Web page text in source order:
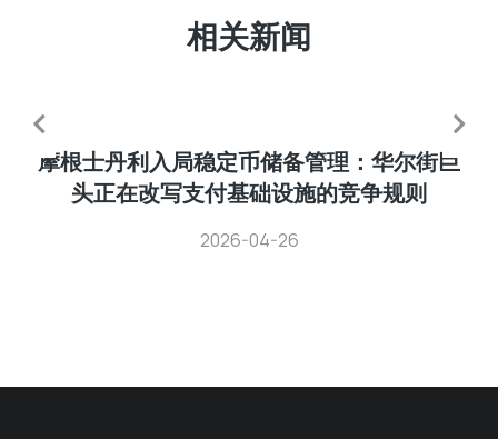
相关新闻
摩根士丹利入局稳定币储备管理：华尔街巨
头正在改写支付基础设施的竞争规则
2026-04-26